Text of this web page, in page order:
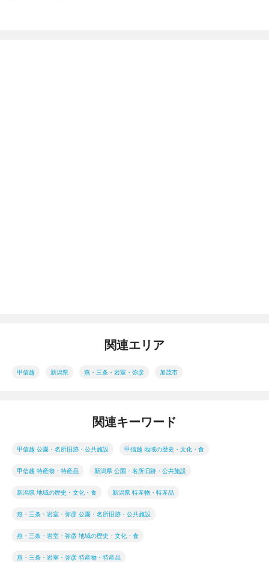
関連エリア
甲信越 新潟県 燕・三条・岩室・弥彦 加茂市
関連キーワード
甲信越 公園・名所旧跡・公共施設 甲信越 地域の歴史・文化・食
甲信越 特産物・特産品 新潟県 公園・名所旧跡・公共施設
新潟県 地域の歴史・文化・食 新潟県 特産物・特産品
燕・三条・岩室・弥彦 公園・名所旧跡・公共施設
燕・三条・岩室・弥彦 地域の歴史・文化・食
燕・三条・岩室・弥彦 特産物・特産品